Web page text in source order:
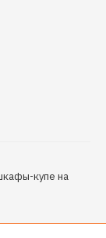
купе на